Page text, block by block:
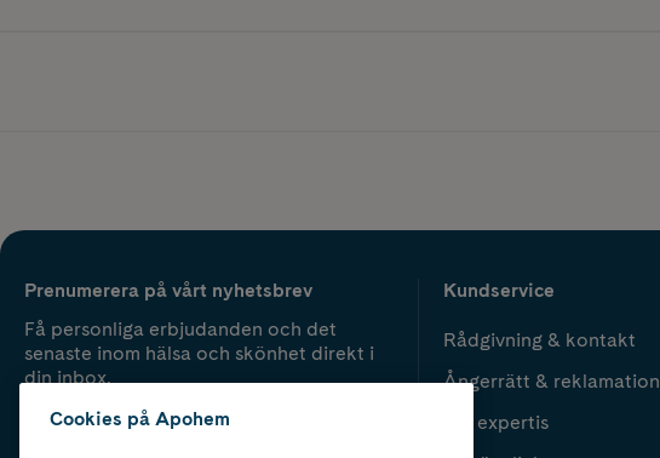
Prenumerera på vårt nyhetsbrev
Få personliga erbjudanden och det
senaste inom hälsa och skönhet direkt i
din inbox.
Kundservice
Rådgivning & kontakt
Ångerrätt & reklamation
Vår expertis
Cookies på Apohem